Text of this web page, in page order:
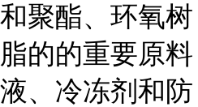
聚酯、环氧树
的的重要原料
、冷冻剂和防